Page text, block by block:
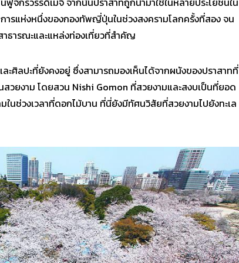
ารแห่งหนึ่งของกองทัพญี่ปุ่นในช่วงสงครามโลกครั้งที่สอง จน
ธารณะและแหล่งท่องเที่ยวที่สำคัญ
ะศิลปะที่ยังคงอยู่ ซึ่งสามารถมองเห็นได้จากผนังของปราสาทที่
วยงาม โดยสวน Nishi Gomon ที่สวยงามและสงบเป็นที่ยอด
นช่วงเวลาที่ดอกไม้บาน ที่นี่ยังมีทัศนวิสัยที่สวยงามไปยังทะเล